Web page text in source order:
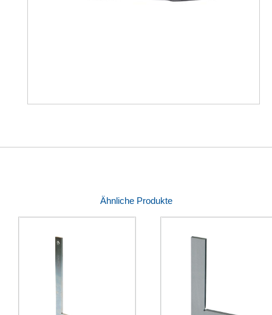
Ähnliche Produkte